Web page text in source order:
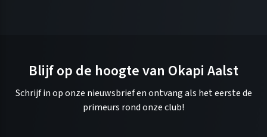
Blijf op de hoogte van Okapi Aalst
Schrijf in op onze nieuwsbrief en ontvang als het eerste de
primeurs rond onze club!